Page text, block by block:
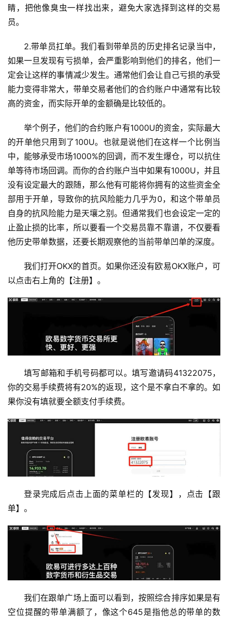
睛，把他像臭虫一样找出来，避免大家选择到这样的交易
员。
2.带单员扛单。我们看到带单员的历史排名记录当中，
如果一旦发现有亏损单，会严重影响到他们的排名，他们一
定会让这样的事情减少发生。通常他们会让自己亏损的承受
能力变得非常大，带单交易者他们的合约账户中通常有比较
高的资金，而实际开单的金额确是比较低的。
举个例子，他们的合约账户有1000U的资金，实际最大
的开单他只用到了100U。也就是说他们在这样一个比例当
中，能够承受市场1000%的回调，而不发生爆仓，可以抗住
单等待市场回调。而你的合约账户当中如果有1000U，并且
没有设定最大的跟随，那么他有可能将你拥有的这些资金全
部用于开单，导致你的抗风险能力几乎为0，和这个带单员
自身的抗风险能力是天壤之别。但通常我们也会设定一定的
止盈止损的比率，所以要看一个交易员靠不靠谱，不仅要看
他历史带单数据，还要长期观察他的当前带单凹单的深度。
我们打开OKX的首页。如果你还没有欧易OKX账户，可
以点击右上角的【注册】。
填写邮箱和手机号码都可以。填写邀请码41322075，
你的交易手续费将有20%的返现，这个是不拿白不拿的。如
果你没有填就要全额支付手续费。
登录完成后点击上面的菜单栏的【发现】，点击【跟
单】。
我们在跟单广场上面可以看到，按照综合排序如果是有
空位提醒的带单满额了，像这个645是指他总的带单的数